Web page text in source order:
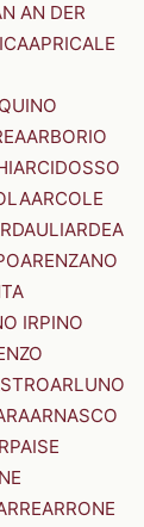
AN DER
APRICALE
ARBORIO
ARCIDOSSO
ARCOLE
ARDEA
ARENZANO
IRPINO
ARLUNO
ARNASCO
ARRONE